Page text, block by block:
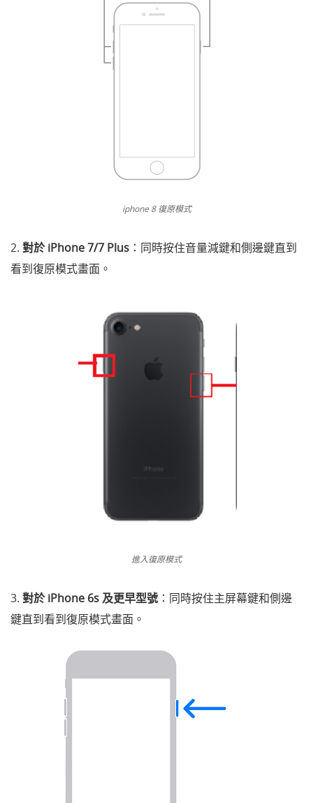
iphone 8 復原模式
2. 對於 iPhone 7/7 Plus ：同時按住音量減鍵和側邊鍵直到
看到復原模式畫面。
進入復原模式
3. 對於 iPhone 6s 及更早型號 ：同時按住主屏幕鍵和側邊
鍵直到看到復原模式畫面。